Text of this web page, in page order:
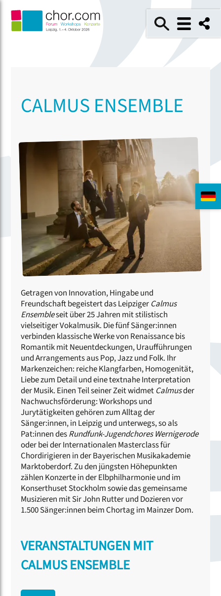
CALMUS ENSEMBLE
Getragen von Innovation, Hingabe und
Freundschaft begeistert das Leipziger Calmus
Ensembleseit über 25 Jahren mit stilistisch
vielseitiger Vokalmusik. Die fünf Sänger:innen
verbinden klassische Werke von Renaissance bis
Romantik mit Neuentdeckungen, Uraufführungen
und Arrangements aus Pop, Jazz und Folk. Ihr
Markenzeichen: reiche Klangfarben, Homogenität,
Liebe zum Detail und eine textnahe Interpretation
der Musik. Einen Teil seiner Zeit widmet Calmusder
Nachwuchsförderung: Workshops und
Jurytätigkeiten gehören zum Alltag der
Sänger:innen, in Leipzig und unterwegs, so als
Pat:innen desRundfunk-Jugendchores Wernigerode
oder bei der Internationalen Masterclass für
Chordirigieren in der Bayerischen Musikakademie
Marktoberdorf. Zu den jüngsten Höhepunkten
zählen Konzerte in der Elbphilharmonie und im
Konserthuset Stockholm sowie das gemeinsame
Musizieren mit Sir John Rutter und Dozieren vor
1.500 Sänger:innen beim Chortag im Mainzer Dom.
VERANSTALTUNGEN MIT
CALMUS ENSEMBLE